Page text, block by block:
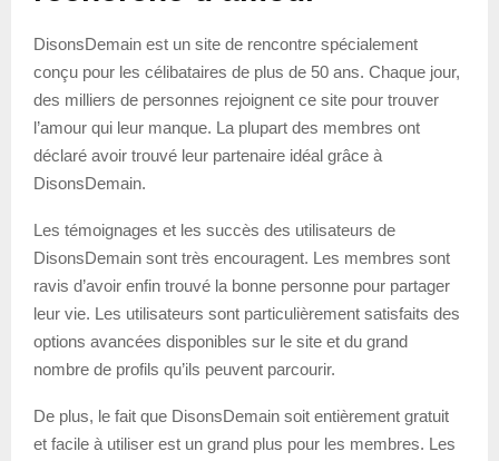
DisonsDemain est un site de rencontre spécialement
conçu pour les célibataires de plus de 50 ans. Chaque jour,
des milliers de personnes rejoignent ce site pour trouver
l’amour qui leur manque. La plupart des membres ont
déclaré avoir trouvé leur partenaire idéal grâce à
DisonsDemain.
Les témoignages et les succès des utilisateurs de
DisonsDemain sont très encouragent. Les membres sont
ravis d’avoir enfin trouvé la bonne personne pour partager
leur vie. Les utilisateurs sont particulièrement satisfaits des
options avancées disponibles sur le site et du grand
nombre de profils qu’ils peuvent parcourir.
De plus, le fait que DisonsDemain soit entièrement gratuit
et facile à utiliser est un grand plus pour les membres. Les